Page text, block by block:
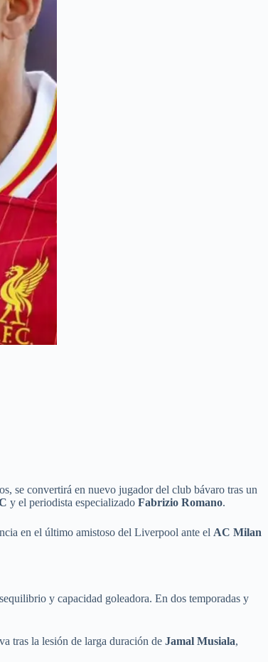
se convertirá en nuevo jugador del club bávaro tras un
y el periodista especializado Fabrizio Romano.
en el último amistoso del Liverpool ante el AC Milan
y capacidad goleadora. En dos temporadas y
tras la lesión de larga duración de Jamal Musiala,